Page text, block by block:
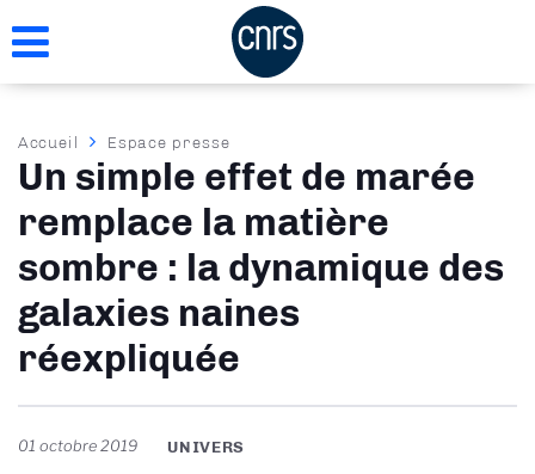
au
Fil
d'Ariane
Accueil Espace presse
Un simple effet de marée
remplace la matière
sombre : la dynamique des
galaxies naines
réexpliquée
01 octobre 2019 UNIVERS